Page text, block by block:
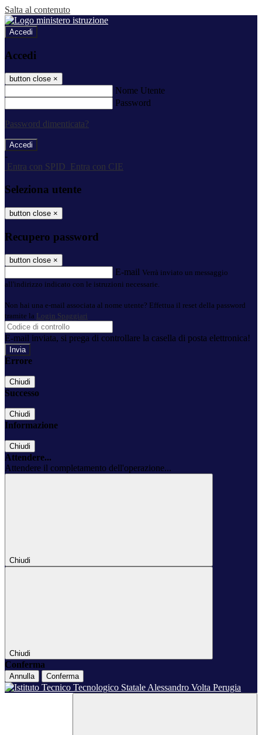
Salta al contenuto
Accedi
Accedi
button close ×
Nome Utente
Password
Password dimenticata?
-
Entra con SPID
Entra con CIE
Seleziona utente
button close ×
Recupero password
button close ×
E-mail Verrà inviato un messaggio
all'indirizzo indicato con le istruzioni necessarie.
Non hai una e-mail associata al nome utente? Effettua il reset della password
tramite la Login Spaggiari
E-mail inviata, si prega di controllare la casella di posta elettronica!
Errore
Chiudi
Successo
Chiudi
Informazione
Chiudi
Attendere...
Attendere il completamento dell'operazione...
Chiudi
Chiudi
Conferma
Annulla Conferma